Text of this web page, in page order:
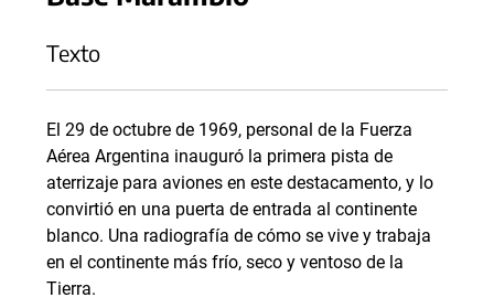
Texto
El 29 de octubre de 1969, personal de la Fuerza
Aérea Argentina inauguró la primera pista de
aterrizaje para aviones en este destacamento, y lo
convirtió en una puerta de entrada al continente
blanco. Una radiografía de cómo se vive y trabaja
en el continente más frío, seco y ventoso de la
Tierra.